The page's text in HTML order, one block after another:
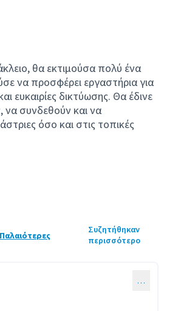
θα εκτιμούσα πολύ ένα
να προσφέρει εργαστήρια για
ευκαιρίες δικτύωσης. Θα έδινε
συνδεθούν και να
όσο και στις τοπικές
Παλαιότερες
Συζητήθηκαν
περισσότερο
…